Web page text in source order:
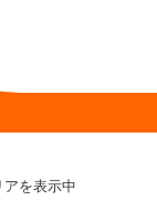
を表示中